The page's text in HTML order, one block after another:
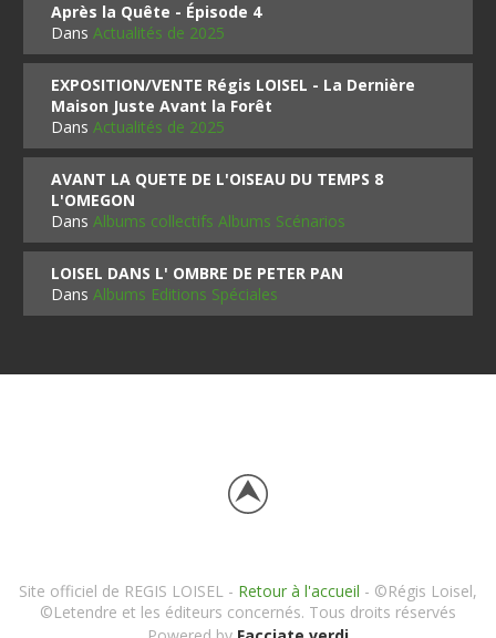
Après la Quête - Épisode 4
DansActualités de 2025
EXPOSITION/VENTE Régis LOISEL - La Dernière
Maison Juste Avant la Forêt
DansActualités de 2025
AVANT LA QUETE DE L'OISEAU DU TEMPS 8
L'OMEGON
DansAlbums collectifs Albums Scénarios
LOISEL DANS L' OMBRE DE PETER PAN
DansAlbums Editions Spéciales
Site officiel de REGIS LOISEL - Retour à l'accueil - ©Régis Loisel,
©Letendre et les éditeurs concernés. Tous droits réservés